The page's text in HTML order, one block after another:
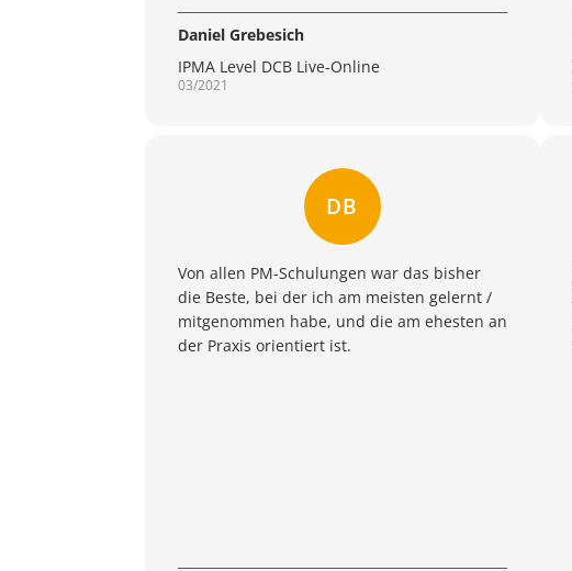
Daniel Grebesich
IPMA Level DCB Live-Online
03/2021
DB
Von allen PM-Schulungen war das bisher
die Beste, bei der ich am meisten gelernt /
mitgenommen habe, und die am ehesten an
der Praxis orientiert ist.